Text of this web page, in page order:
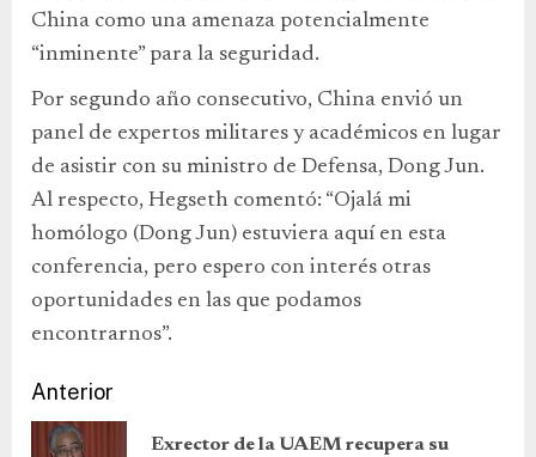
China como una amenaza potencialmente
“inminente” para la seguridad.
Por segundo año consecutivo, China envió un
panel de expertos militares y académicos en lugar
de asistir con su ministro de Defensa, Dong Jun.
Al respecto, Hegseth comentó: “Ojalá mi
homólogo (Dong Jun) estuviera aquí en esta
conferencia, pero espero con interés otras
oportunidades en las que podamos
encontrarnos”.
Anterior
Exrector de la UAEM recupera su